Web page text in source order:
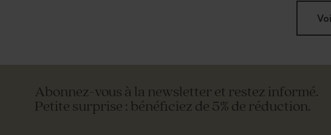
Abonnez-vous à la newsletter et restez informé.
Petite surprise : bénéficiez de 5% de réduction.